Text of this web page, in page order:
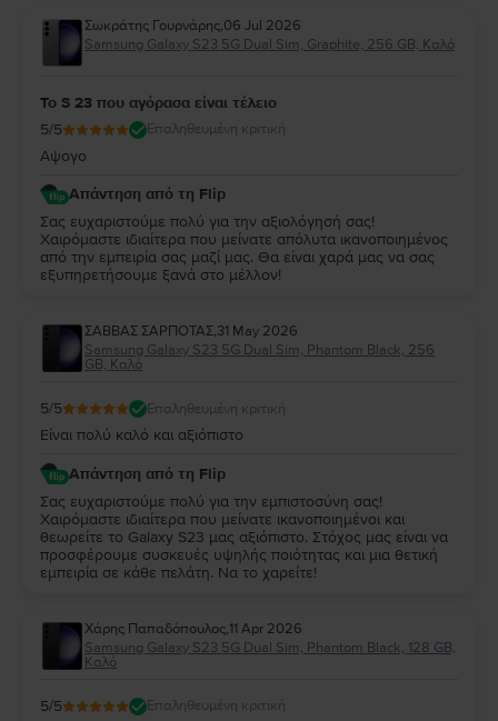
Σωκράτης Γουρνάρης,06 Jul 2026
Samsung Galaxy S23 5G Dual Sim, Graphite, 256 GB, Καλό
Το S 23 που αγόρασα είναι τέλειο
5/5 Επαληθευμένη κριτική
Αψογο
Απάντηση από τη Flip
Σας ευχαριστούμε πολύ για την αξιολόγησή σας!
Χαιρόμαστε ιδιαίτερα που μείνατε απόλυτα ικανοποιημένος
από την εμπειρία σας μαζί μας. Θα είναι χαρά μας να σας
εξυπηρετήσουμε ξανά στο μέλλον!
ΣΑΒΒΑΣ ΣΑΡΠΟΤΑΣ,31 May 2026
Samsung Galaxy S23 5G Dual Sim, Phantom Black, 256
GB, Καλό
5/5 Επαληθευμένη κριτική
Είναι πολύ καλό και αξιόπιστο
Απάντηση από τη Flip
Σας ευχαριστούμε πολύ για την εμπιστοσύνη σας!
Χαιρόμαστε ιδιαίτερα που μείνατε ικανοποιημένοι και
θεωρείτε το Galaxy S23 μας αξιόπιστο. Στόχος μας είναι να
προσφέρουμε συσκευές υψηλής ποιότητας και μια θετική
εμπειρία σε κάθε πελάτη. Να το χαρείτε!
Χάρης Παπαδόπουλος,11 Apr 2026
Samsung Galaxy S23 5G Dual Sim, Phantom Black, 128 GB,
Καλό
5/5 Επαληθευμένη κριτική